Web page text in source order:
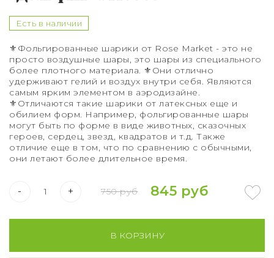
Есть в наличии
⚜️Фольгированные шарики от Rose Market - это не
просто воздушные шары, это шары из специального
более плотного материала. ⚜️Они отлично
удерживают гелий и воздух внутри себя. Являются
самым ярким элементом в аэродизайне.
⚜️Отличаются такие шарики от латексных еще и
обилием форм. Например, фольгированные шары
могут быть по форме в виде животных, сказочных
героев, сердец, звезд, квадратов и т.д. Также
отличие еще в том, что по сравнению с обычными,
они летают более длительное время.
- + 750 руб 845 руб
В КОРЗИНУ
Букет из 75 роз
Букет из 101 розы
Букет из 151 розы
Букет из 201 розы
Букет из 301 розы
Розы XXL